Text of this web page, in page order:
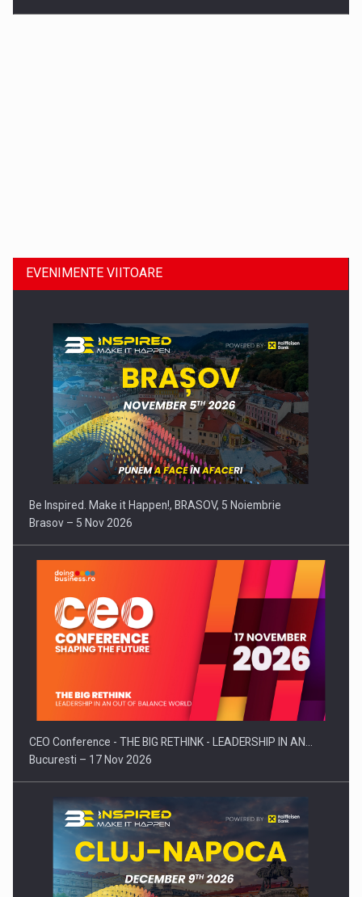
Comunicat de presa: Datele colectate de vehicule pot
deveni…
EVENIMENTE VIITOARE
Be Inspired. Make it Happen!, BRASOV, 5 Noiembrie
Brasov – 5 Nov 2026
CEO Conference - THE BIG RETHINK - LEADERSHIP IN AN…
Bucuresti – 17 Nov 2026